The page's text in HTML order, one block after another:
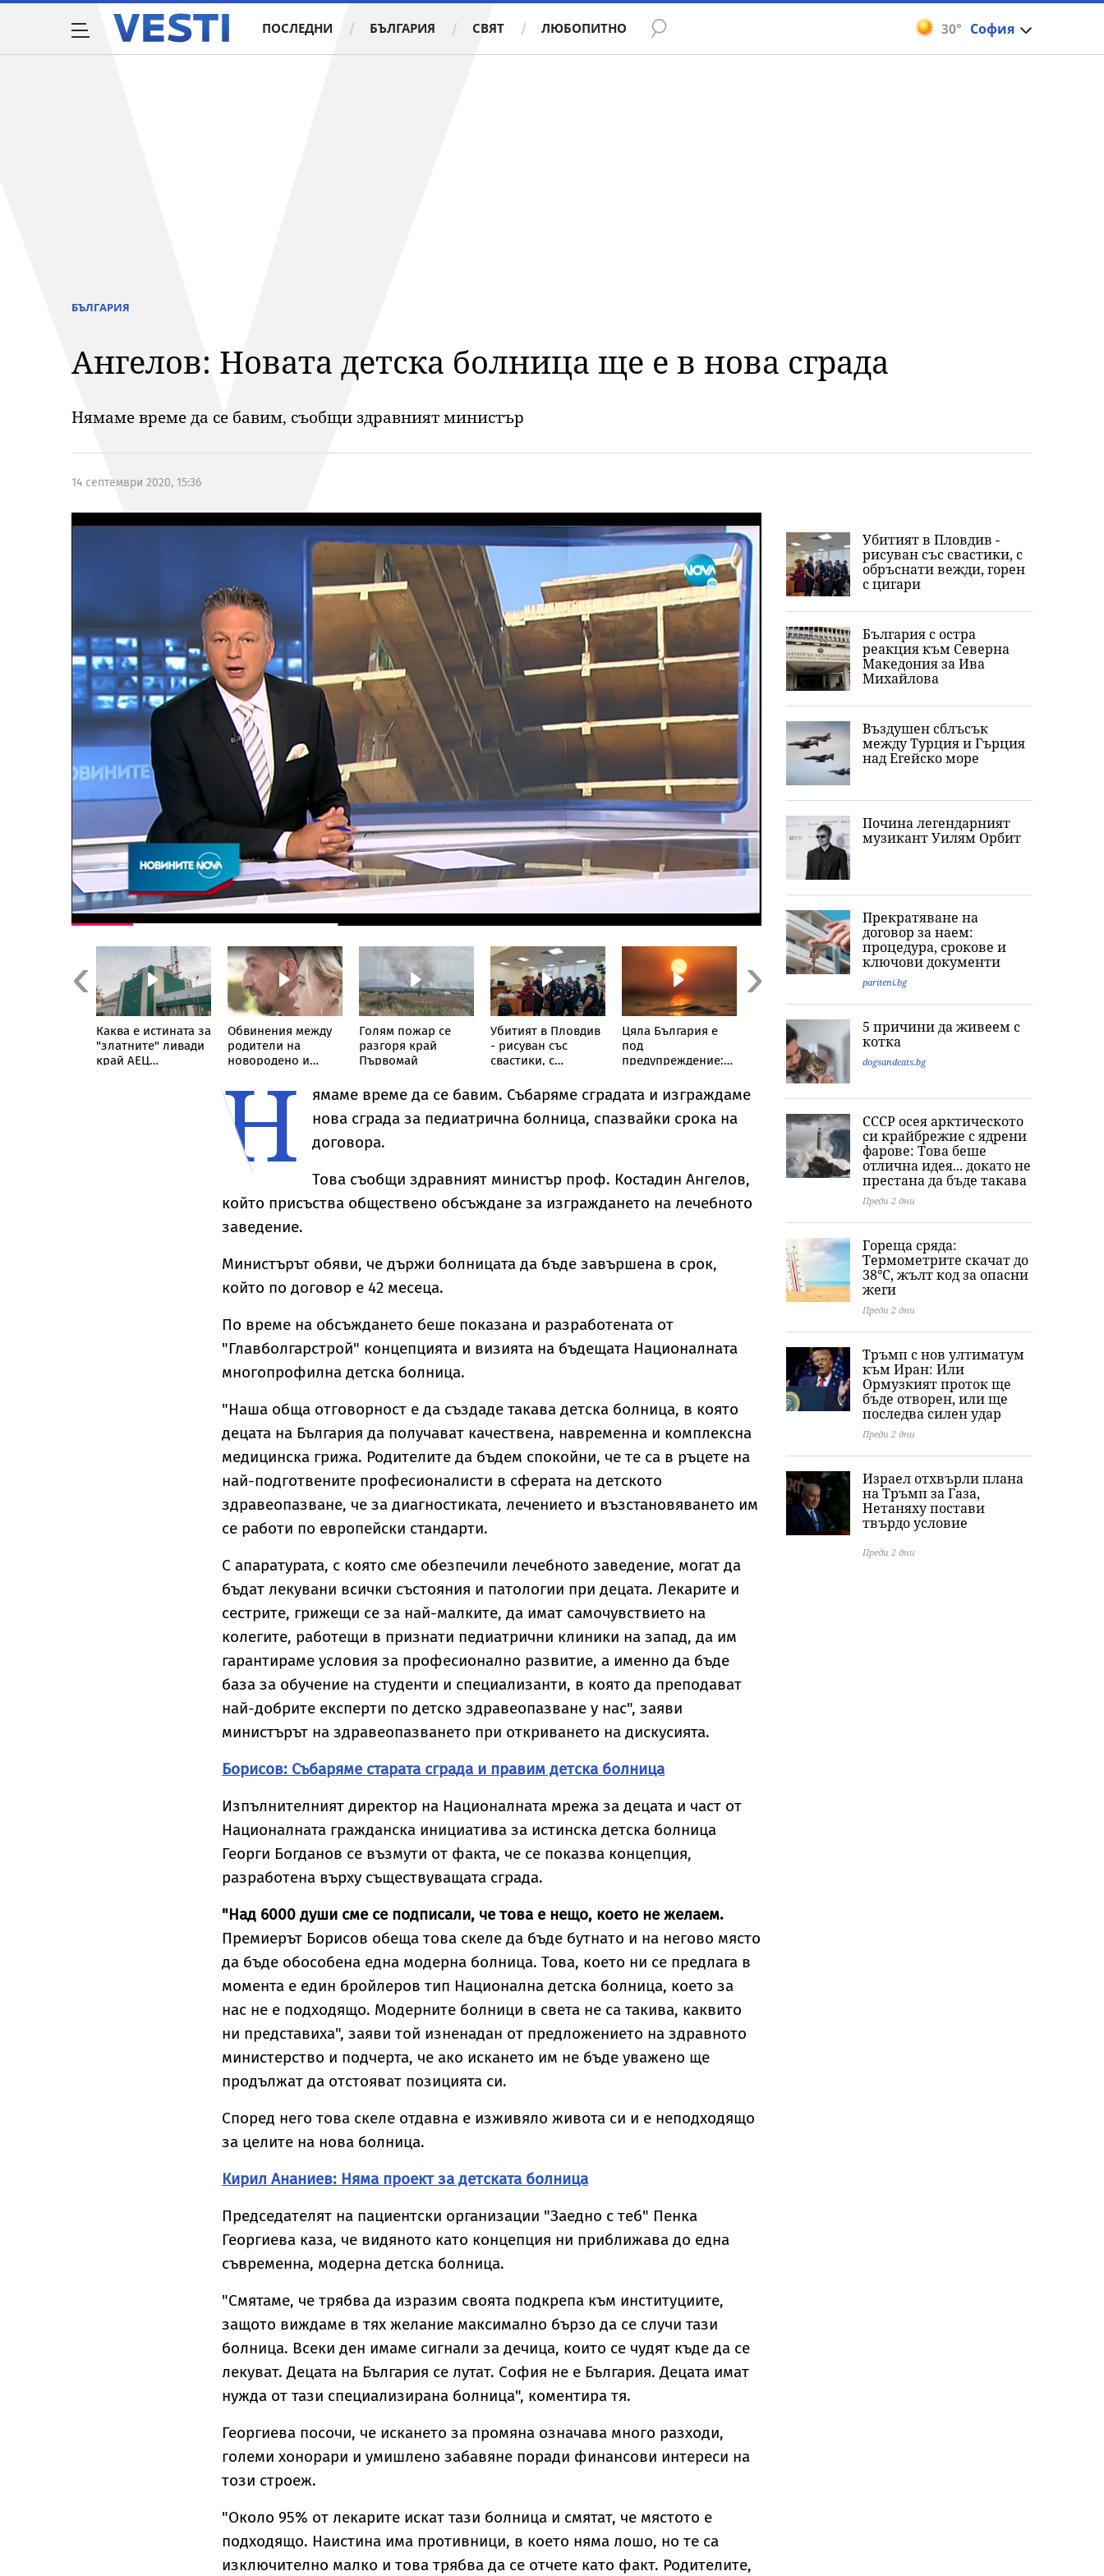
30° София
ПОСЛЕДНИ БЪЛГАРИЯ СВЯТ ЛЮБОПИТНО
БЪЛГАРИЯ
Ангелов: Новата детска болница ще е в нова сграда
Нямаме време да се бавим, съобщи здравният министър
14 септември 2020, 15:36
Previous
Каква е истината за
"златните" ливади
край АЕЦ
Обвинения между
родители на
новородено и
Голям пожар се
разгоря край
Първомай
Убитият в Пловдив
- рисуван със
свастики, с
горен с цигари
Цяла България е
под
предупреждение:
оранжев код за
екстремни жеги в
21 области в събота
Повече от час
жесток побой:
Какво разкри
прокуратурата за
Фентанил за 300
млн. евро: Нови
разкрития за
Извънредни
Н
ямаме време да се бавим. Събаряме сградата и изграждаме
нова сграда за педиатрична болница, спазвайки срока на
договора.
Това съобщи здравният министър проф. Костадин Ангелов,
който присъства обществено обсъждане за изграждането на лечебното
заведение.
Министърът обяви, че държи болницата да бъде завършена в срок,
който по договор е 42 месеца.
По време на обсъждането беше показана и разработената от
"Главболгарстрой" концепцията и визията на бъдещата Националната
многопрофилна детска болница.
"Наша обща отговорност е да създаде такава детска болница, в която
децата на България да получават качествена, навременна и комплексна
медицинска грижа. Родителите да бъдем спокойни, че те са в ръцете на
най-подготвените професионалисти в сферата на детското
здравеопазване, че за диагностиката, лечението и възстановяването им
се работи по европейски стандарти.
С апаратурата, с която сме обезпечили лечебното заведение, могат да
бъдат лекувани всички състояния и патологии при децата. Лекарите и
сестрите, грижещи се за най-малките, да имат самочувствието на
колегите, работещи в признати педиатрични клиники на запад, да им
гарантираме условия за професионално развитие, а именно да бъде
база за обучение на студенти и специализанти, в която да преподават
най-добрите експерти по детско здравеопазване у нас", заяви
министърът на здравеопазването при откриването на дискусията.
Борисов: Събаряме старата сграда и правим детска болница
Изпълнителният директор на Националната мрежа за децата и част от
Националната гражданска инициатива за истинска детска болница
Георги Богданов се възмути от факта, че се показва концепция,
разработена върху съществуващата сграда.
"Над 6000 души сме се подписали, че това е нещо, което не желаем.
Премиерът Борисов обеща това скеле да бъде бутнато и на негово място
да бъде обособена една модерна болница. Това, което ни се предлага в
момента е един бройлеров тип Национална детска болница, което за
нас не е подходящо. Модерните болници в света не са такива, каквито
ни представиха", заяви той изненадан от предложението на здравното
министерство и подчерта, че ако искането им не бъде уважено ще
продължат да отстояват позицията си.
Според него това скеле отдавна е изживяло живота си и е неподходящо
за целите на нова болница.
Кирил Ананиев: Няма проект за детската болница
Председателят на пациентски организации "Заедно с теб" Пенка
Георгиева каза, че видяното като концепция ни приближава до една
съвременна, модерна детска болница.
"Смятаме, че трябва да изразим своята подкрепа към институциите,
защото виждаме в тях желание максимално бързо да се случи тази
болница. Всеки ден имаме сигнали за дечица, които се чудят къде да се
лекуват. Децата на България се лутат. София не е България. Децата имат
нужда от тази специализирана болница", коментира тя.
Георгиева посочи, че искането за промяна означава много разходи,
големи хонорари и умишлено забавяне поради финансови интереси на
този строеж.
"Около 95% от лекарите искат тази болница и смятат, че мястото е
подходящо. Наистина има противници, в което няма лошо, но те са
изключително малко и това трябва да се отчете като факт. Родителите,
Убитият в Пловдив -
рисуван със свастики, с
обръснати вежди, горен
с цигари
България с остра
реакция към Северна
Македония за Ива
Михайлова
Въздушен сблъсък
между Турция и Гърция
над Егейско море
Почина легендарният
музикант Уилям Орбит
Прекратяване на
договор за наем:
процедура, срокове и
ключови документи
pariteni.bg
5 причини да живеем с
котка
dogsandcats.bg
СССР осея арктическото
си крайбрежие с ядрени
фарове: Това беше
отлична идея... докато не
престана да бъде такава
Преди 2 дни
Гореща сряда:
Термометрите скачат до
38°C, жълт код за опасни
жеги
Преди 2 дни
Тръмп с нов ултиматум
към Иран: Или
Ормузкият проток ще
бъде отворен, или ще
последва силен удар
Преди 2 дни
Израел отхвърли плана
на Тръмп за Газа,
Нетаняху постави
твърдо условие
Преди 2 дни